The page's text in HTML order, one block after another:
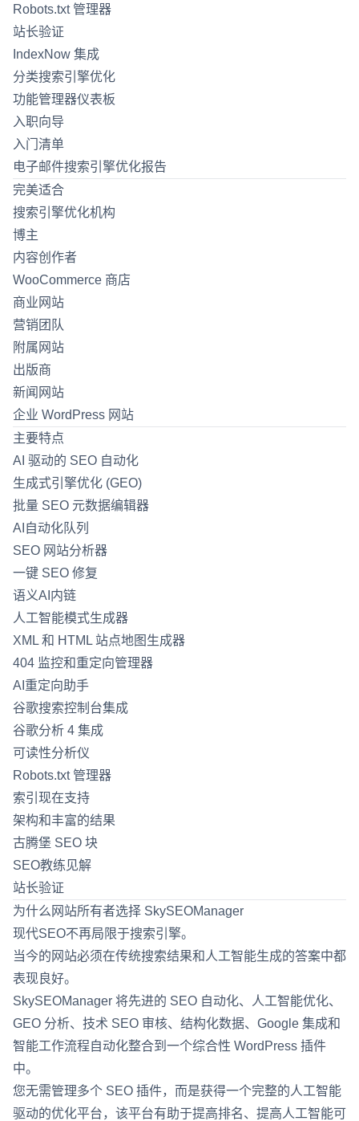
Robots.txt 管理器
站长验证
IndexNow 集成
分类搜索引擎优化
功能管理器仪表板
入职向导
入门清单
电子邮件搜索引擎优化报告
完美适合
搜索引擎优化机构
博主
内容创作者
WooCommerce 商店
商业网站
营销团队
附属网站
出版商
新闻网站
企业 WordPress 网站
主要特点
AI 驱动的 SEO 自动化
生成式引擎优化 (GEO)
批量 SEO 元数据编辑器
AI自动化队列
SEO 网站分析器
一键 SEO 修复
语义AI内链
人工智能模式生成器
XML 和 HTML 站点地图生成器
404 监控和重定向管理器
AI重定向助手
谷歌搜索控制台集成
谷歌分析 4 集成
可读性分析仪
Robots.txt 管理器
索引现在支持
架构和丰富的结果
古腾堡 SEO 块
SEO教练见解
站长验证
为什么网站所有者选择 SkySEOManager
现代SEO不再局限于搜索引擎。
当今的网站必须在传统搜索结果和人工智能生成的答案中都
表现良好。
SkySEOManager 将先进的 SEO 自动化、人工智能优化、
GEO 分析、技术 SEO 审核、结构化数据、Google 集成和
智能工作流程自动化整合到一个综合性 WordPress 插件
中。
您无需管理多个 SEO 插件，而是获得一个完整的人工智能
驱动的优化平台，该平台有助于提高排名、提高人工智能可